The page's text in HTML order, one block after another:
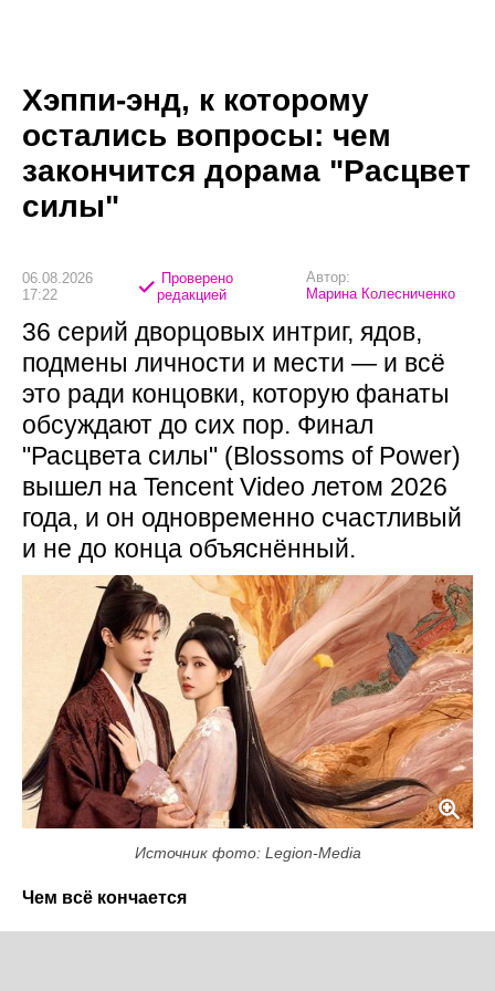
Хэппи-энд, к которому
остались вопросы: чем
закончится дорама "Расцвет
силы"
06.08.2026
17:22
Проверено
редакцией
Автор:
Марина Колесниченко
36 серий дворцовых интриг, ядов,
подмены личности и мести — и всё
это ради концовки, которую фанаты
обсуждают до сих пор. Финал
"Расцвета силы" (Blossoms of Power)
вышел на Tencent Video летом 2026
года, и он одновременно счастливый
и не до конца объяснённый.
Источник фото: Legion-Media
Чем всё кончается